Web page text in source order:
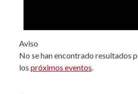
Aviso
No se han encontrado resultados
los próximos eventos